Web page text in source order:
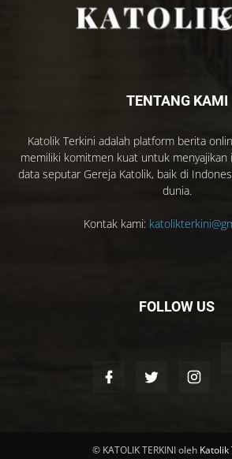
TENTANG KAMI
Katolik Terkini adalah platform berita
memiliki komitmen kuat untuk menyajikan
data seputar Gereja Katolik, baik di
dunia.
Kontak kami:
FOLLOW US
© KATOLIK TERKINI oleh Katolik